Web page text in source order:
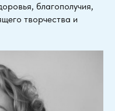
благополучия,
творчества и